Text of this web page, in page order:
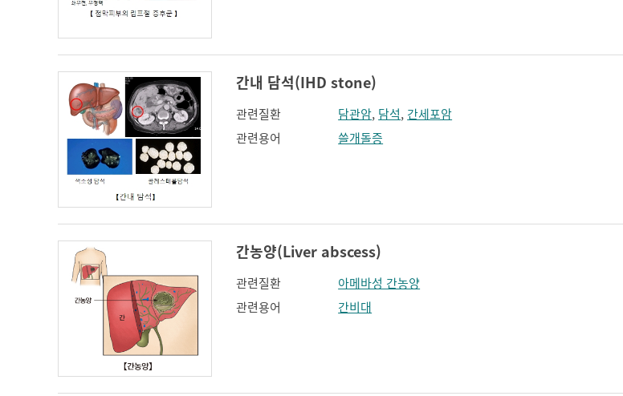
간내 담석(IHD stone)
관련질환 담관암, 담석, 간세포암
관련용어
쓸개돌증
간농양(Liver abscess)
관련질환
아메바성 간농양
관련용어
간비대